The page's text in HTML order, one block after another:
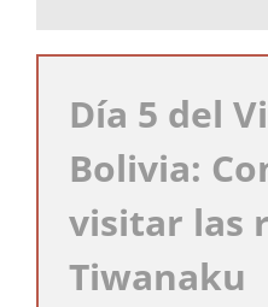
Día 5 del
Bolivia:
visitar las
Tiwanaku